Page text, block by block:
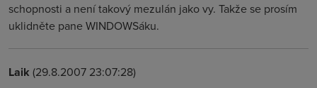
schopnosti a není takový mezulán jako vy. Takže se prosím
uklidněte pane WINDOWSáku.
Laik (29.8.2007 23:07:28)